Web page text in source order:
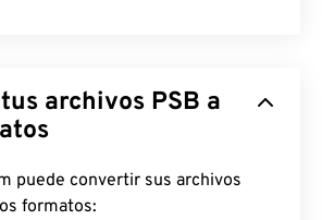
PSB a
puede convertir sus archivos
formatos: